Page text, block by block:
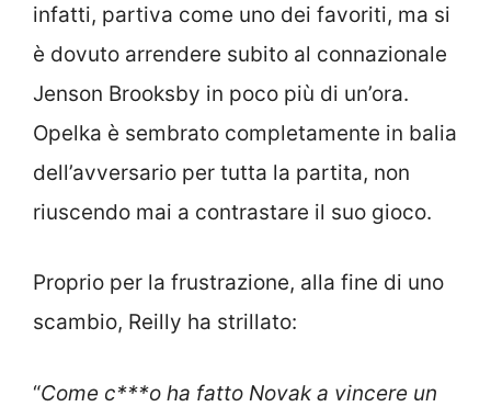
infatti, partiva come uno dei favoriti, ma si
è dovuto arrendere subito al connazionale
Jenson Brooksby in poco più di un’ora.
Opelka è sembrato completamente in balia
dell’avversario per tutta la partita, non
riuscendo mai a contrastare il suo gioco.
Proprio per la frustrazione, alla fine di uno
scambio, Reilly ha strillato:
“Come c***o ha fatto Novak a vincere un